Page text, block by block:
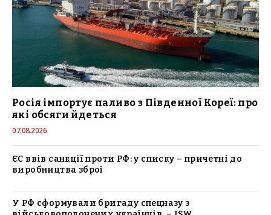
Росія імпортує паливо з Південної Кореї: про
які обсяги йдеться
07.08.2026
ЄС ввів санкції проти РФ: у списку – причетні до
виробництва зброї
У РФ сформували бригаду спецназу з